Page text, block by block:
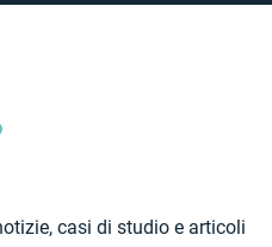
casi di studio e articoli